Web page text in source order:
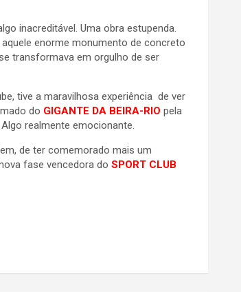
inacreditável. Uma obra estupenda.
enorme monumento de concreto
transformava em orgulho de ser
tive a maravilhosa experiência de ver
do GIGANTE DA BEIRA-RIO pela
realmente emocionante.
de ter comemorado mais um
fase vencedora do SPORT CLUB